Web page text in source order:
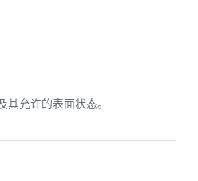
其允许的表面状态。